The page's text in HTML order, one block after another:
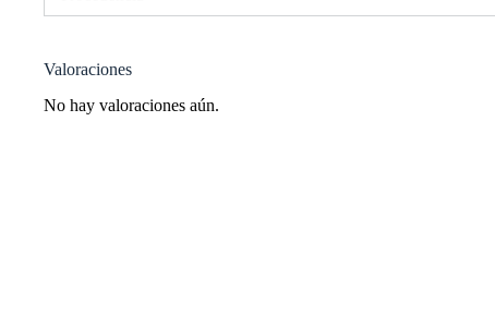
Valoraciones
No hay valoraciones aún.